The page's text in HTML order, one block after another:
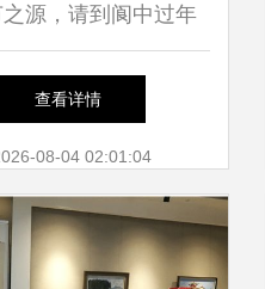
源，请到阆中过年
千年的文艺寻根之旅
查看详情
08-04 02:01:04